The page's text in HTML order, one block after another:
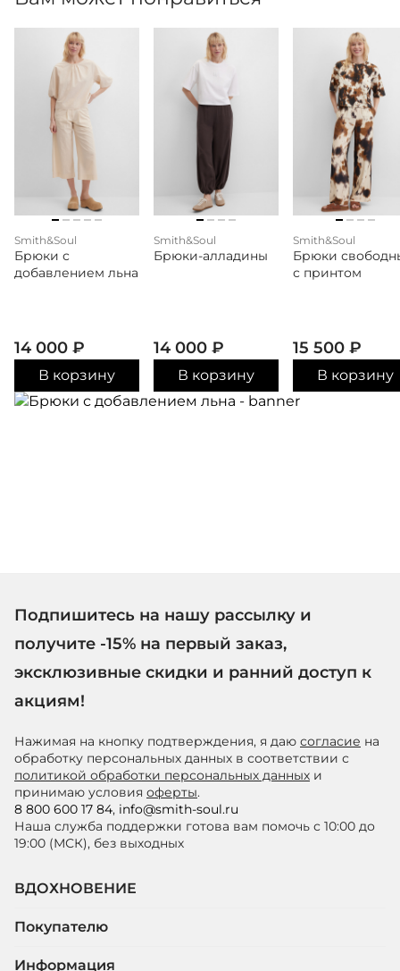
Smith&Soul
Брюки с
добавлением льна
14 000 ₽
В корзину
Smith&Soul
Брюки-алладины
14 000 ₽
В корзину
Smith&Soul
Брюки
с принтом
15 500 ₽
В корзину
Подпишитесь на нашу рассылку и
получите -15% на первый заказ,
эксклюзивные скидки и ранний доступ к
акциям!
Нажимая на кнопку подтверждения, я даю согласие на
обработку персональных данных в соответствии с
политикой обработки персональных данных и
принимаю условия оферты.
8 800 600 17 84, info@smith-soul.ru
Наша служба поддержки готова вам помочь с 10:00 до
19:00 (МСК), без выходных
ВДОХНОВЕНИЕ
Покупателю
Информация